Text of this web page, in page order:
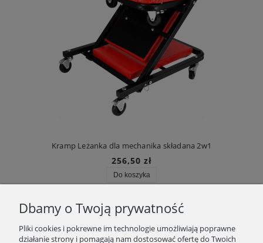
Kramp Leżanka dla mechanika składana 2w1
256,50 zł
Do koszyka
INFORMACJE
Dbamy o Twoją prywatność
Pliki cookies i pokrewne im technologie umożliwiają poprawne
działanie strony i pomagają nam dostosować ofertę do Twoich